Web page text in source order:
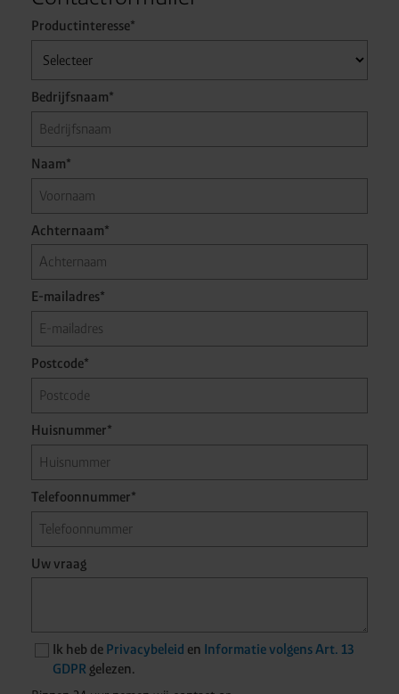
Productinteresse*
Bedrijfsnaam*
Naam*
Achternaam*
E-mailadres*
Postcode*
Huisnummer*
Telefoonnummer*
Uw vraag
Ik heb de Privacybeleid en Informatie volgens Art. 13
GDPR gelezen.